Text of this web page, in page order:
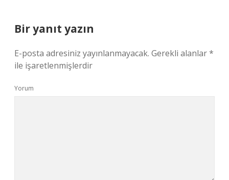
Bir yanıt yazın
E-posta adresiniz yayınlanmayacak. Gerekli alanlar*
ile işaretlenmişlerdir
Yorum